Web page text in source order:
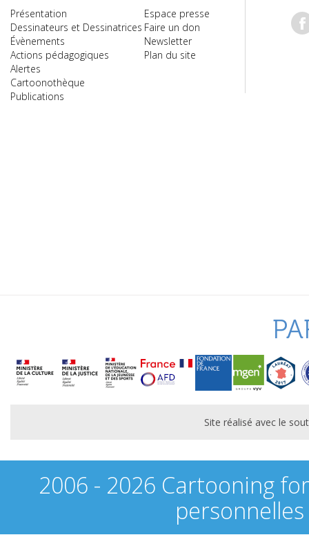
Présentation
Dessinateurs et Dessinatrices
Évènements
Actions pédagogiques
Alertes
Cartoonothèque
Publications
Espace presse
Faire un don
Newsletter
Plan du site
Site réalisé avec le
2006 - 2026 Cartooning
personnelles